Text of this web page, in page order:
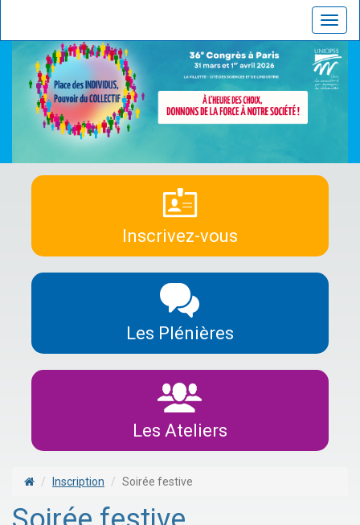
Inscrivez-vous
Les Plénières
Les Ateliers
Inscription Soirée festive